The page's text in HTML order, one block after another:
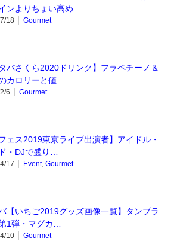
ンよりちょい高め…
18 Gourmet
タバさくら2020ドリンク】フラペチーノ＆
カロリーと値…
6 Gourmet
フェス2019東京ライブ出演者】アイドル・
・DJで盛り…
17 Event, Gourmet
【いちご2019グッズ画像一覧】タンブラ
1弾・マグカ…
10 Gourmet